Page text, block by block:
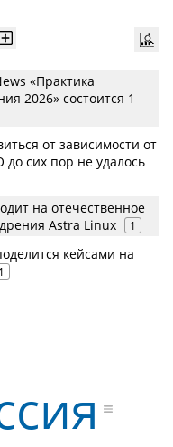
«Практика
2026» состоится 1
от зависимости от
до сих пор не удалось
на отечественное
Astra Linux
1
кейсами на
1